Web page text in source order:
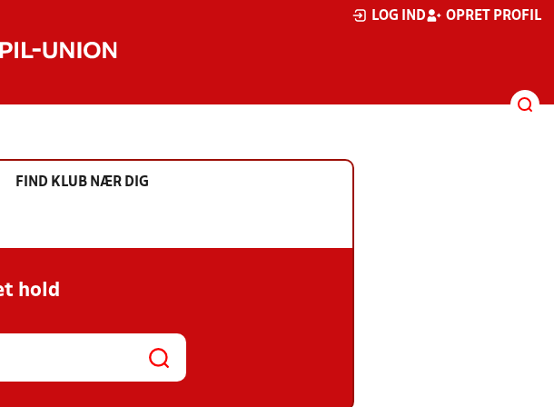
LOG IND OPRET PROFIL
FIND KLUB NÆR DIG
hold